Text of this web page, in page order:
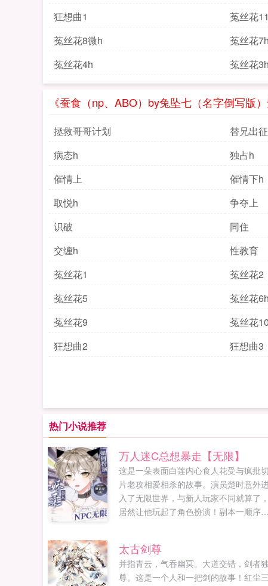
狂想曲1
菟丝花
菟丝花8微h
菟丝花7h
菟丝花4h
菟丝花3h
《蚕食（np、ABO）by兔坠七（名字倒写版
拯救哥哥计划 替兄出征
病态h
独占h
催情上
催情下h
取悦h
争夺上
识破
同住
交缠h
性教育
菟丝花1
菟丝花2
菟丝花5
菟丝花6h
菟丝花9
菟丝花10
狂想曲2
狂想曲3
热门小说推荐
万人迷C总想暴走【无限】
这是一朵表面白莲内心食人花受与疯批切
片老攻相爱相杀的故事。演员楚时意外
入了无限世界，与新人玩家不同就算了，
居然让他玩起了角色扮演！副本一顺序已
NPC好漂亮的小东西～玩家他好娇，我好
喜欢。副本二已完工凝视着和上个副本
无差...
太古剑尊
并指青云，气吞幽冥。大道交错，剑者独
尊。这是一个人和一把剑的故事！红尘三